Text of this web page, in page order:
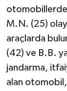
M.N. (25)
araçlarda
(42) ve B.B.
jandarma,
alan otomobil,